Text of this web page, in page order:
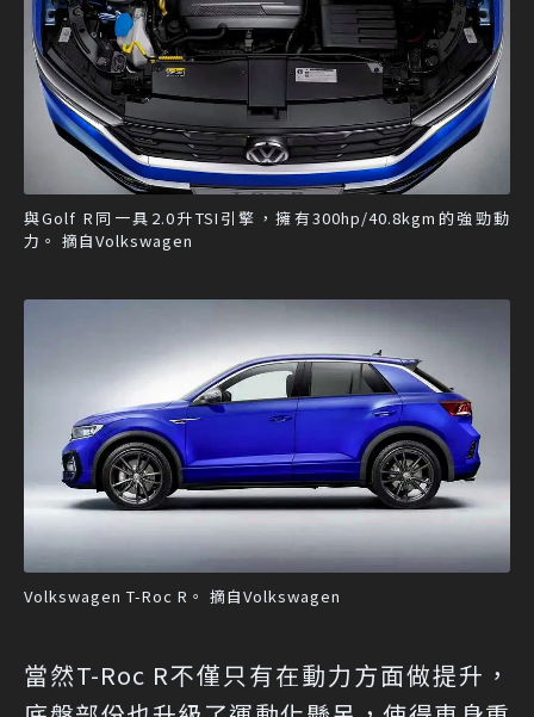
與Golf R同一具2.0升TSI引擎，擁有300hp/40.8kgm的強勁動
力。 摘自Volkswagen
Volkswagen T-Roc R。 摘自Volkswagen
當然T-Roc R不僅只有在動力方面做提升，